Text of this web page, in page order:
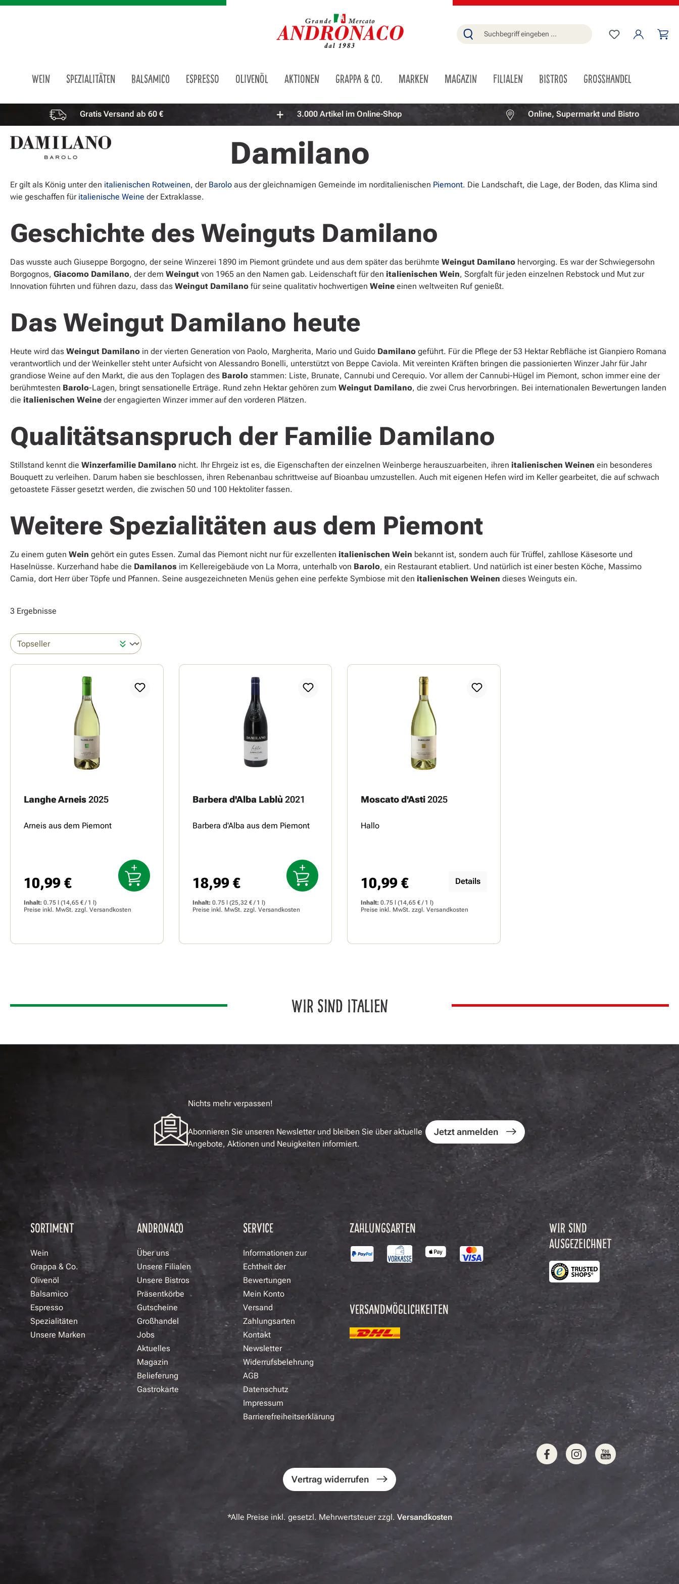
Du hast 0
WEIN SPEZIALITÄTEN BALSAMICO ESPRESSO OLIVENÖL AKTIONEN GRAPPA & CO. MARKEN MAGAZIN FILIALEN BISTROS GROSSHANDEL
Vorteile überspringen Gratis Versand ab 60 € 3.000 Artikel im Online-Shop Online, Supermarkt und Bistro
Damilano
Er gilt als König unter den italienischen Rotweinen, der Barolo aus der gleichnamigen Gemeinde im norditalienischen Piemont. Die Landschaft, die Lage, der Boden, das Klima sind
wie geschaffen für italienische Weine der Extraklasse.
Geschichte des Weinguts Damilano
Das wusste auch Giuseppe Borgogno, der seine Winzerei 1890 im Piemont gründete und aus dem später das berühmte Weingut Damilano hervorging. Es war der Schwiegersohn
Borgognos, Giacomo Damilano, der dem Weingut von 1965 an den Namen gab. Leidenschaft für den italienischen Wein, Sorgfalt für jeden einzelnen Rebstock und Mut zur
Innovation führten und führen dazu, dass das Weingut Damilano für seine qualitativ hochwertigen Weine einen weltweiten Ruf genießt.
Das Weingut Damilano heute
Heute wird das Weingut Damilano in der vierten Generation von Paolo, Margherita, Mario und Guido Damilano geführt. Für die Pflege der 53 Hektar Rebfläche ist Gianpiero Romana
verantwortlich und der Weinkeller steht unter Aufsicht von Alessandro Bonelli, unterstützt von Beppe Caviola. Mit vereinten Kräften bringen die passionierten Winzer Jahr für Jahr
grandiose Weine auf den Markt, die aus den Toplagen des Barolo stammen: Liste, Brunate, Cannubi und Cerequio. Vor allem der Cannubi-Hügel im Piemont, schon immer eine der
berühmtesten Barolo-Lagen, bringt sensationelle Erträge. Rund zehn Hektar gehören zum Weingut Damilano, die zwei Crus hervorbringen. Bei internationalen Bewertungen landen
die italienischen Weine der engagierten Winzer immer auf den vorderen Plätzen.
Qualitätsanspruch der Familie Damilano
Stillstand kennt die Winzerfamilie Damilano nicht. Ihr Ehrgeiz ist es, die Eigenschaften der einzelnen Weinberge herauszuarbeiten, ihren italienischen Weinen ein besonderes
Bouquett zu verleihen. Darum haben sie beschlossen, ihren Rebenanbau schrittweise auf Bioanbau umzustellen. Auch mit eigenen Hefen wird im Keller gearbeitet, die auf schwach
getoastete Fässer gesetzt werden, die zwischen 50 und 100 Hektoliter fassen.
Weitere Spezialitäten aus dem Piemont
Zu einem guten Wein gehört ein gutes Essen. Zumal das Piemont nicht nur für exzellenten italienischen Wein bekannt ist, sondern auch für Trüffel, zahllose Käsesorte und
Haselnüsse. Kurzerhand habe die Damilanos im Kellereigebäude von La Morra, unterhalb von Barolo, ein Restaurant etabliert. Und natürlich ist einer besten Köche, Massimo
Camia, dort Herr über Töpfe und Pfannen. Seine ausgezeichneten Menüs gehen eine perfekte Symbiose mit den italienischen Weinen dieses Weinguts ein.
3 Ergebnisse
Langhe Arneis2025
Arneis aus dem Piemont
Regulärer Preis:
10,99 €
Inhalt: 0.75 l (14,65 € / 1 l)
Preise inkl. MwSt. zzgl. Versandkosten
Barbera d'Alba Lablù 2021
Barbera d'Alba aus dem Piemont
Regulärer Preis:
18,99 €
Inhalt: 0.75 l (25,32 € / 1 l)
Preise inkl. MwSt. zzgl. Versandkosten
Moscato d'Asti2025
Hallo
Regulärer Preis:
10,99 € Details
Inhalt: 0.75 l (14,65 € / 1 l)
Preise inkl. MwSt. zzgl. Versandkosten
WIR SIND ITALIEN
Nichts mehr verpassen!
Abonnieren Sie unseren Newsletter und bleiben Sie über aktuelle
Angebote, Aktionen und Neuigkeiten informiert.
Jetzt anmelden
SORTIMENT
Wein
Grappa & Co.
Olivenöl
Balsamico
Espresso
Spezialitäten
Unsere Marken
ANDRONACO
Über uns
Unsere Filialen
Unsere Bistros
Präsentkörbe
Gutscheine
Großhandel
Jobs
Aktuelles
Magazin
Belieferung
Gastrokarte
SERVICE
Informationen zur
Echtheit der
Bewertungen
Mein Konto
Versand
Zahlungsarten
Kontakt
Newsletter
Widerrufsbelehrung
AGB
Datenschutz
Impressum
Barrierefreiheitserklärung
ZAHLUNGSARTEN
VERSANDMÖGLICHKEITEN
WIR SIND
AUSGEZEICHNET
Vertrag widerrufen
*Alle Preise inkl. gesetzl. Mehrwertsteuer zzgl. Versandkosten